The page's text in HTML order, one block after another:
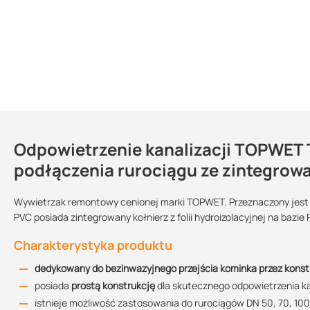
Odpowietrzenie kanalizacji TOPWET
podłączenia rurociągu ze
Wywietrzak remontowy cenionej marki TOPWET. Przeznaczony
PVC posiada zintegrowany kołnierz z folii hydroizolacyjnej na bazie
Charakterystyka produktu
dedykowany do bezinwazyjnego przejścia kominka przez
posiada prostą konstrukcjędla skutecznego odpowietrzenia
istnieje możliwość zastosowania do rurociągów DN 50, 70,
Dlaczego warto zastosować
zapewniaszczelnie przejścieprzez poszycie dachu dla pionu
dzięki uszczelce istnieje możliwość podłączenia się do
wywietrzakodporny na promieniowanie UV
szybki montaż
estetyczny wygląd
kupując ten produkt w Suez otrzymujesz profesjonalną
Przeznaczenie:
dach
Kolor:
biały
Sprzedajemy na:
Średnica:
DN 50
DN 70 DN 90
Rysunek techniczny TWOP SAN 50
Rysunek techniczny TWOP SAN 75
74.25 KB
Kontakt